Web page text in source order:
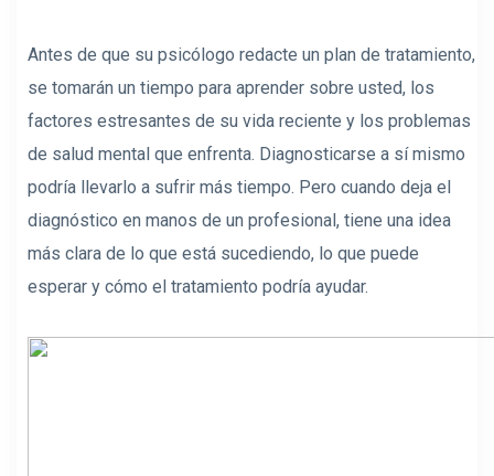
Antes de que su psicólogo redacte un plan de tratamiento,
se tomarán un tiempo para aprender sobre usted, los
factores estresantes de su vida reciente y los problemas
de salud mental que enfrenta. Diagnosticarse a sí mismo
podría llevarlo a sufrir más tiempo. Pero cuando deja el
diagnóstico en manos de un profesional, tiene una idea
más clara de lo que está sucediendo, lo que puede
esperar y cómo el tratamiento podría ayudar.